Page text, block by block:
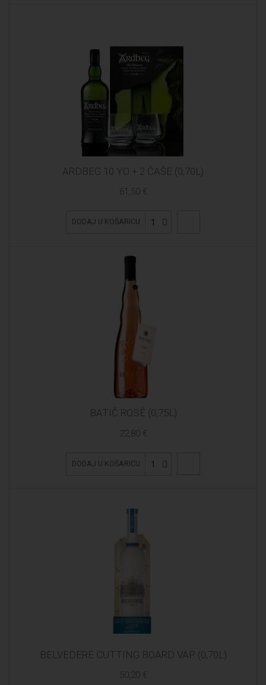
ARDBEG 10 YO + 2 ČAŠE (0,70L)
61,50 €
DODAJ U KOŠARICU 1
BATIČ ROSÉ (0,75L)
22,80 €
DODAJ U KOŠARICU 1
BELVEDERE CUTTING BOARD VAP (0,70L)
50,20 €